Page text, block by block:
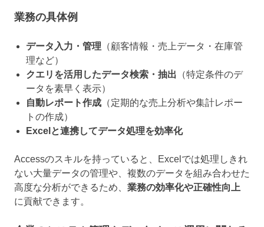
業務の具体例
データ入力・管理 （顧客情報・売上データ・在庫管
理など）
クエリを活用したデータ検索・抽出 （特定条件のデ
ータを素早く表示）
自動レポート作成 （定期的な売上分析や集計レポー
トの作成）
Excelと連携してデータ処理を効率化
Accessのスキルを持っていると、Excelでは処理しきれ
ない大量データの管理や、複数のデータを組み合わせた
高度な分析ができるため、 業務の効率化や正確性向上
に貢献できます。